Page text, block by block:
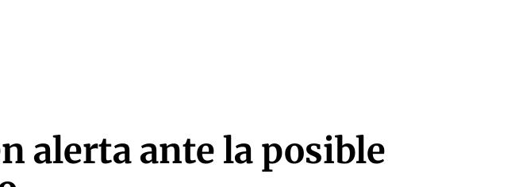
alerta ante la posible